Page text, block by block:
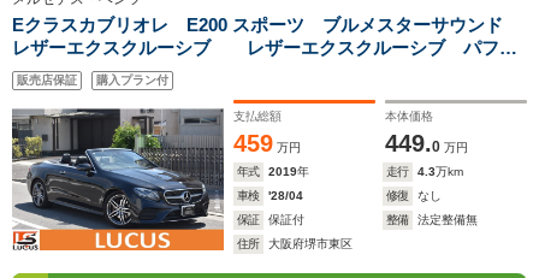
Eクラスカブリオレ E200 スポーツ ブルメスターサウンド
レザーエクスクルーシブ レザーエクスクルーシブ パフュ
ームアトマイザー 360度カメラ ヘッドアップディスプレ
イ ディストロニック
販売店保証 購入プラン付
支払総額
459 万円
本体価格
449.0 万円
年式
2019年 走行 4.3万km
車検
'28/04 修復
なし
保証
保証付 整備
法定整備無
住所
大阪府堺市東区